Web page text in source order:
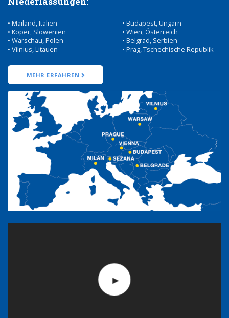
• Mailand, Italien
• Koper, Slowenien
• Warschau, Polen
• Vilnius, Litauen
• Budapest, Ungarn
• Wien, Österreich
• Belgrad, Serbien
• Prag, Tschechische Republik
MEHR ERFAHREN